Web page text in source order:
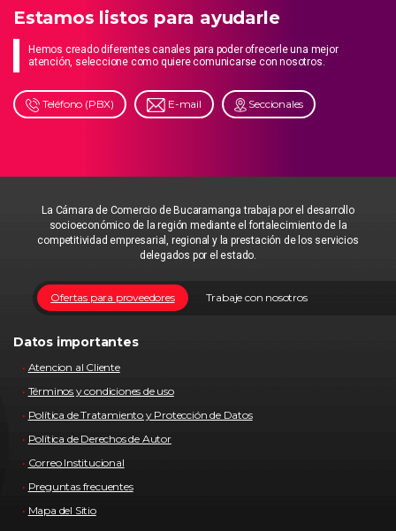
Estamos listos para ayudarle
Hemos creado diferentes canales para poder ofrecerle una mejor
atención, seleccione como quiere comunicarse con nosotros.
Teléfono (PBX) E-mail Seccionales
La Cámara de Comercio de Bucaramanga trabaja por el desarrollo
socioeconómico de la región mediante el fortalecimiento de la
competitividad empresarial, regional y la prestación de los servicios
delegados por el estado.
Trabaje con nosotros
Ofertas para proveedores
Datos importantes
Atencion al Cliente
Términos y condiciones de uso
Política de Tratamiento y Protección de Datos
Política de Derechos de Autor
Correo Institucional
Preguntas frecuentes
Mapa del Sitio